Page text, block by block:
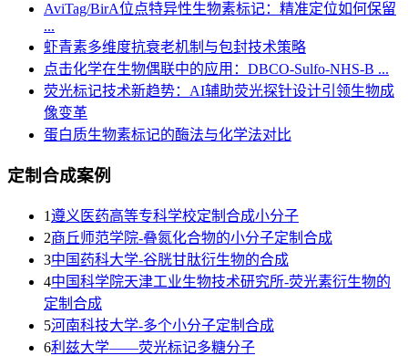
AviTag/BirA位点特异性生物素标记：精准定位如何保留
...
虾青素多维度抗衰老机制与包封技术策略
点击化学在生物偶联中的应用：DBCO-Sulfo-NHS-B ...
荧光标记技术新趋势：AI辅助荧光探针设计引领生物成
像变革
蛋白质生物素标记的酶法与化学法对比
定制合成案例
1遵义医药高等专科学校定制合成小分子
2商丘师范学院-叠氮化合物的小分子定制合成
3​中国药科大学-谷胱甘肽衍生物的合成
4中国科学院天津工业生物技术研究所-荧光素衍生物的
定制合成
5河南科技大学-多个小分子定制合成
6利兹大学——荧光标记多糖分子